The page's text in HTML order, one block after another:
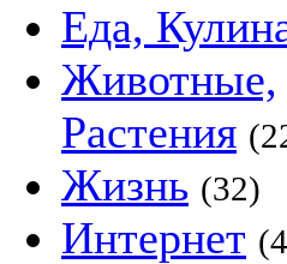
Еда,
Животные,
Растения
Жизнь (32)
Интернет